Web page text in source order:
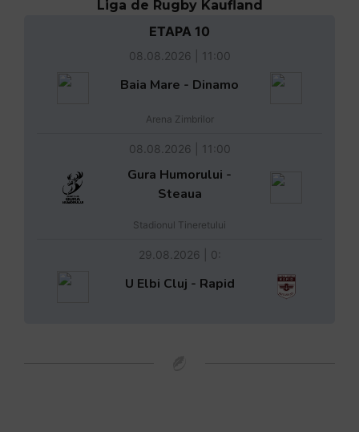
Liga de Rugby Kaufland
ETAPA 10
08.08.2026 | 11:00
Baia Mare - Dinamo
Arena Zimbrilor
08.08.2026 | 11:00
Gura Humorului -
Steaua
Stadionul Tineretului
29.08.2026 | 0:
U Elbi Cluj - Rapid